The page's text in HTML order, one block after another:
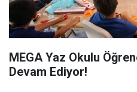
MEGA Yaz Okulu
Devam Ediyor!